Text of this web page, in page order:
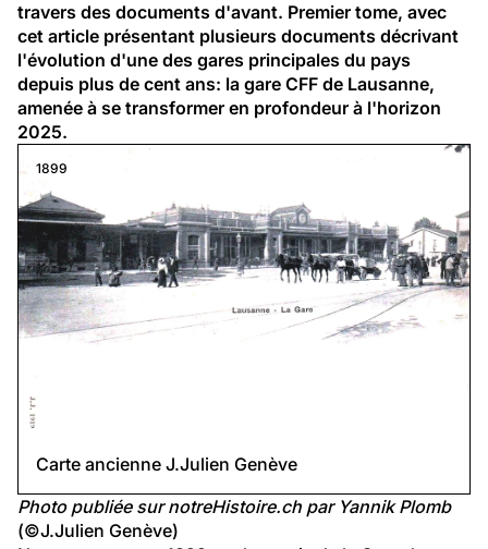
travers des documents d'avant. Premier tome, avec
cet article présentant plusieurs documents décrivant
l'évolution d'une des gares principales du pays
depuis plus de cent ans: la gare CFF de Lausanne,
amenée à se transformer en profondeur à l'horizon
2025.
1899
Carte ancienne J.Julien Genève
Photo publiée sur notreHistoire.ch par Yannik Plomb
(©J.Julien Genève)